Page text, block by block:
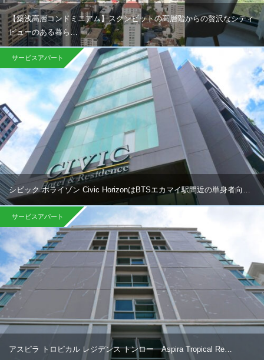
【築浅高層コンドミニアム】スクンビットの高層階からの贅沢なシティ
ビューのある暮ら…
サービスアパート
シビック ホライゾン Civic HorizonはBTSエカマイ駅間近の単身者向…
サービスアパート
アスピラ トロピカル レジデンス トンロー Aspira Tropical Re…